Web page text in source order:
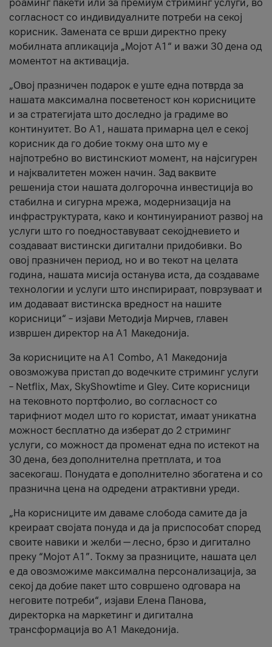
роаминг пакети или за премиум стриминг услуги, во
согласност со индивидуалните потреби на секој
корисник. Замената се врши директно преку
мобилната апликација „Мојот А1“ и важи 30 дена од
моментот на активација.
„Овој празничен подарок е уште една потврда за
нашата максимална посветеност кон корисниците
и за стратегијата што доследно ја градиме во
континуитет. Во А1, нашата примарна цел е секој
корисник да го добие токму она што му е
најпотребно во вистинскиот момент, на најсигурен
и најквалитетен можен начин. Зад ваквите
решенија стои нашата долгорочна инвестиција во
стабилна и сигурна мрежа, модернизација на
инфраструктурата, како и континуираниот развој на
услуги што го поедноставуваат секојдневието и
создаваат вистински дигитални придобивки. Во
овој празничен период, но и во текот на целата
година, нашата мисија останува иста, да создаваме
технологии и услуги што инспирираат, поврзуваат и
им додаваат вистинска вредност на нашите
корисници“ – изјави Методија Мирчев, главен
извршен директор на А1 Македонија.
За корисниците на A1 Combo, А1 Македонија
овозможува пристап до водечките стриминг услуги
– Netflix, Max, SkyShowtime и Gley. Сите корисници
на тековното портфолио, во согласност со
тарифниот модел што го користат, имаат уникатна
можност бесплатно да изберат до 2 стриминг
услуги, со можност да променат една по истекот на
30 дена, без дополнителна претплата, и тоа
засекогаш. Понудата е дополнително збогатена и со
празнична цена на одредени атрактивни уреди.
„На корисниците им даваме слобода самите да ја
креираат својата понуда и да ја приспособат според
своите навики и желби — лесно, брзо и дигитално
преку “Мојот А1”. Токму за празниците, нашата цел
е да овозможиме максимална персонализација, за
секој да добие пакет што совршено одговара на
неговите потреби“, изјави Елена Панова,
директорка на маркетинг и дигитална
трансформација во А1 Македонија.